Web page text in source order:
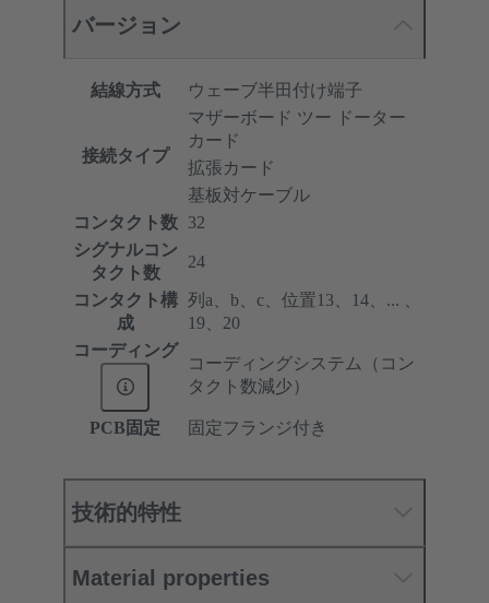
バージョン
結線方式 ウェーブ半田付け端子
接続タイプ
マザーボード ツー ドーター
カード
拡張カード
基板対ケーブル
コンタクト数
32
シグナルコン
タクト数
24
コンタクト構
成
列a、b、c、位置13、14、... 、
19、20
コーディング
コーディングシステム（コン
タクト数減少）
PCB固定 固定フランジ付き
技術的特性
Material properties